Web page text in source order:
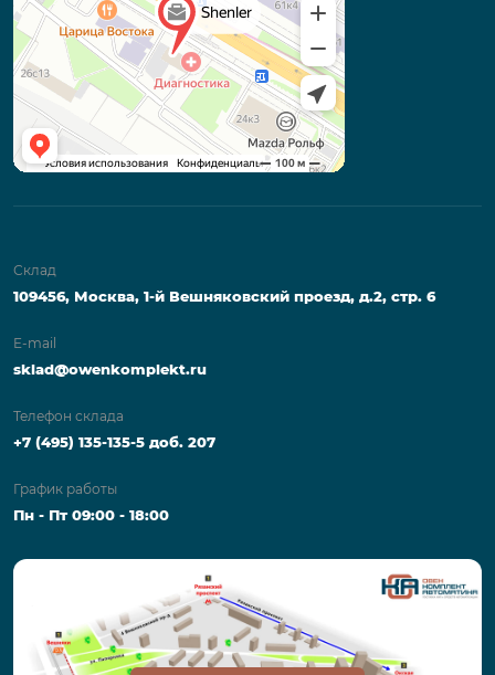
Склад
109456, Москва, 1-й Вешняковский проезд, д.2, стр. 6
E-mail
sklad@owenkomplekt.ru
Телефон склада
+7 (495) 135-135-5 доб. 207
График работы
Пн - Пт 09:00 - 18:00